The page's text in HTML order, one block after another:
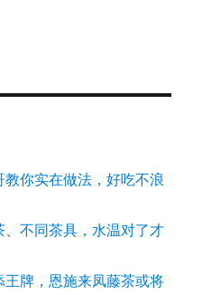
你实在做法，好吃不浪
不同茶具，水温对了才
牌，恩施来凤藤茶或将